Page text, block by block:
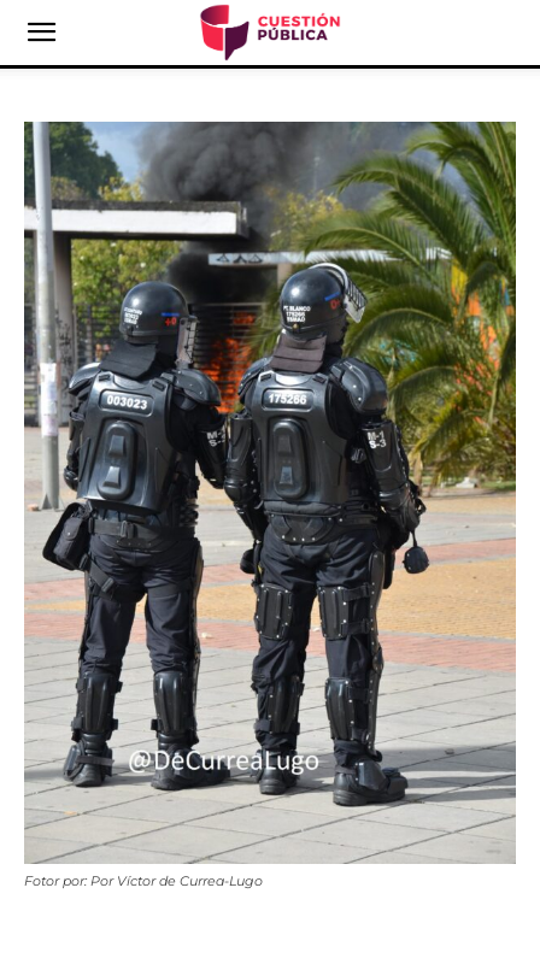
Fotor por: Por Víctor de Currea-Lugo